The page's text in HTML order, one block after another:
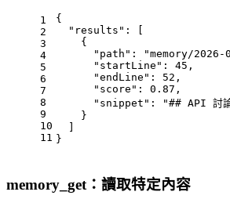
1
2
3
4
5
6
7
8
9
10
11
{
"results" :
{
"path" : "memory/2026-
"startLine" : 45 ,
"endLine" : 52 ,
"score" : 0.87 ,
"snippet" :
"## API 討
}
}
memory_get：讀取特定內容